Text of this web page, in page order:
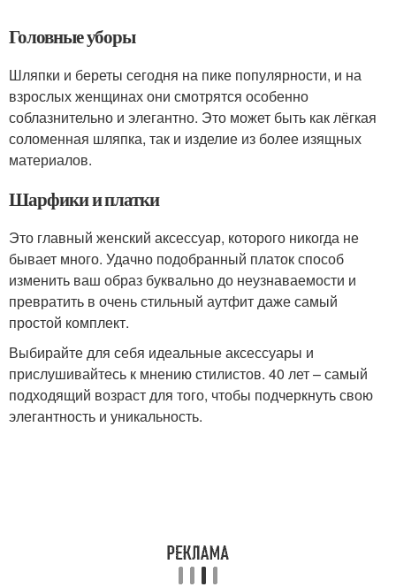
Головные уборы
Шляпки и береты сегодня на пике популярности, и на
взрослых женщинах они смотрятся особенно
соблазнительно и элегантно. Это может быть как лёгкая
соломенная шляпка, так и изделие из более изящных
материалов.
Шарфики и платки
Это главный женский аксессуар, которого никогда не
бывает много. Удачно подобранный платок способ
изменить ваш образ буквально до неузнаваемости и
превратить в очень стильный аутфит даже самый
простой комплект.
Выбирайте для себя идеальные аксессуары и
прислушивайтесь к мнению стилистов. 40 лет – самый
подходящий возраст для того, чтобы подчеркнуть свою
элегантность и уникальность.